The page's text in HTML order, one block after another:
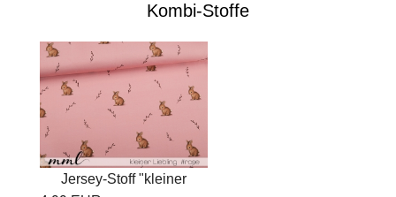
Kombi-Stoffe
Jersey-Stoff "kleiner